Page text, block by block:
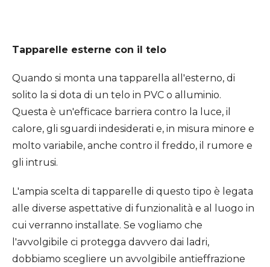
Tapparelle esterne con il telo
Quando si monta una tapparella all'esterno, di
solito la si dota di un telo in PVC o alluminio.
Questa è un'efficace barriera contro la luce, il
calore, gli sguardi indesiderati e, in misura minore e
molto variabile, anche contro il freddo, il rumore e
gli intrusi.
L'ampia scelta di tapparelle di questo tipo è legata
alle diverse aspettative di funzionalità e al luogo in
cui verranno installate. Se vogliamo che
l'avvolgibile ci protegga davvero dai ladri,
dobbiamo scegliere un avvolgibile antieffrazione